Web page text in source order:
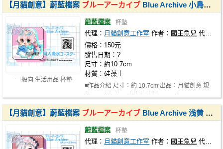
一般向 生活用品 杯墊
【月貓創意】蔚藍檔案 ブルーアーカイブ Blue Archive 小鳥遊 ホシノ 小鳥遊星野 同人吸水杯墊 繪師 國王魚兒
蔚藍檔案 杯墊
代理： 月貓創意工作室 作者： 國王魚兒 代理社團：
價格：150元
發售日期：?
尺寸：約10.7cm
材質：硅藻土
◾作品介紹 尺寸：約 10.7cm 出品：月貓創意 規
【月貓創意】蔚藍檔案 ブルーアーカイブ Blue Archive 浅黄 ムツキ 浅黄睦月 正月款 同人吸水杯墊 繪師 國王魚兒
蔚藍檔案 杯墊
代理： 月貓創意工作室 作者： 國王魚兒 代理社團：